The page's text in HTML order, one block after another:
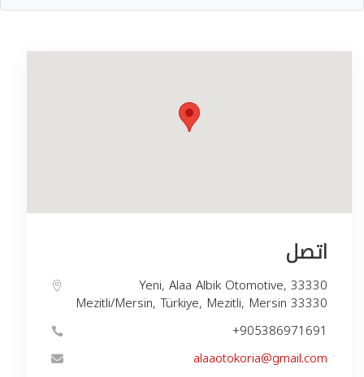
اتصل
Yeni, Alaa Albik Otomotive, 33330
Mezitli/Mersin, Türkiye, Mezitli, Mersin 33330
+905386971691
alaaotokoria@gmail.com